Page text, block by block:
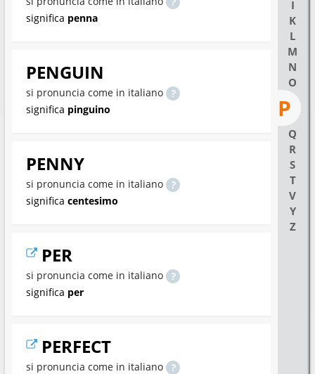
I
K
L
M
N
O
P
Q
R
S
T
V
Y
Z
significa penna
PENGUIN
si pronuncia come in italiano
significa pinguino
PENNY
si pronuncia come in italiano
significa centesimo
PER
si pronuncia come in italiano
significa per
PERFECT
si pronuncia come in italiano